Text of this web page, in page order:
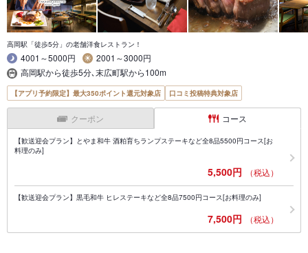
高岡駅「徒歩5分」の老舗洋食レストラン！
4001～5000円
2001～3000円
高岡駅から徒歩5分､末広町駅から100m
【アプリ予約限定】最大350ポイント還元対象店 口コミ投稿特典対象店
クーポン コース
【歓送迎会プラン】とやま和牛 酒粕育ちランプステーキなど全8品5500円コース[お
料理のみ]
5,500円 （税込）
【歓送迎会プラン】黒毛和牛 ヒレステーキなど全8品7500円コース[お料理のみ]
7,500円 （税込）